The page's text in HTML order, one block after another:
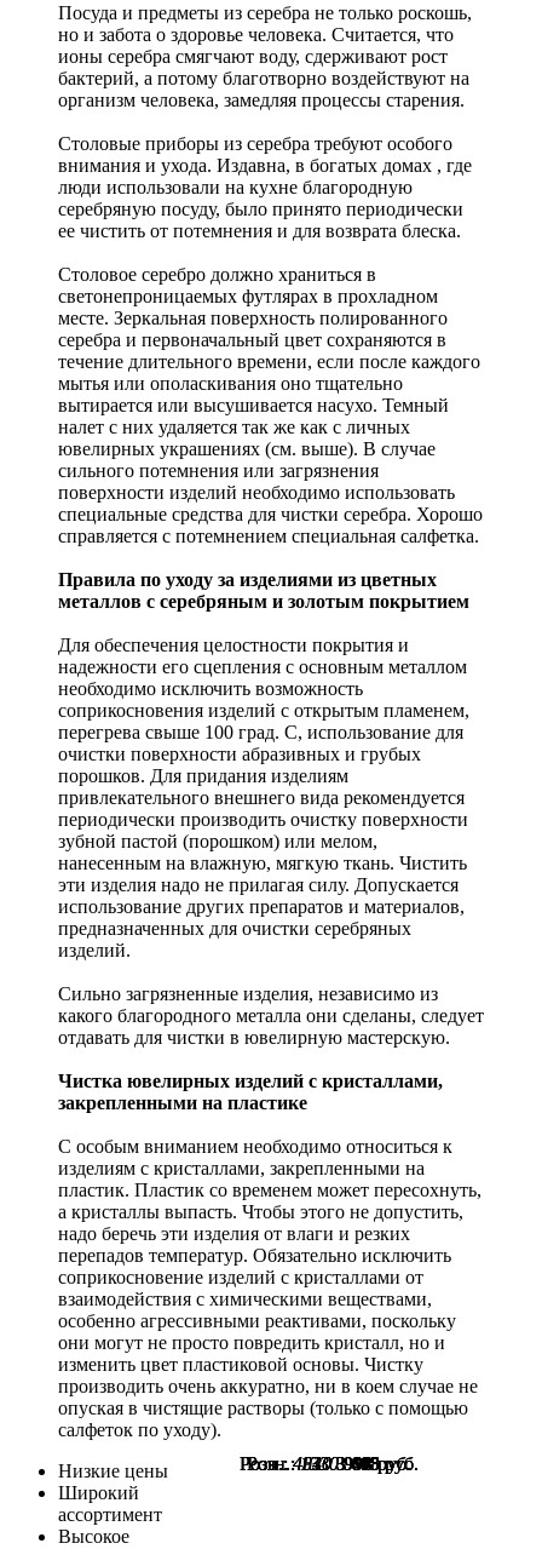
Розн.:4540 3 405руб.
Розн.:4930 3 698руб.
Розн.:4820 3 615руб.
Розн.:1330 998руб.
Розн.:1330 998руб.
Розн.:1330 998руб.
Посуда и предметы из серебра не только роскошь,
но и забота о здоровье человека. Считается, что
ионы серебра смягчают воду, сдерживают рост
бактерий, а потому благотворно воздействуют на
организм человека, замедляя процессы старения.
Столовые приборы из серебра требуют особого
внимания и ухода. Издавна, в богатых домах , где
люди использовали на кухне благородную
серебряную посуду, было принято периодически
ее чистить от потемнения и для возврата блеска.
Столовое серебро должно храниться в
светонепроницаемых футлярах в прохладном
месте. Зеркальная поверхность полированного
серебра и первоначальный цвет сохраняются в
течение длительного времени, если после каждого
мытья или ополаскивания оно тщательно
вытирается или высушивается насухо. Темный
налет с них удаляется так же как с личных
ювелирных украшениях (см. выше). В случае
сильного потемнения или загрязнения
поверхности изделий необходимо использовать
специальные средства для чистки серебра. Хорошо
справляется с потемнением специальная салфетка.
Правила по уходу за изделиями из цветных
металлов с серебряным и золотым покрытием
Для обеспечения целостности покрытия и
надежности его сцепления с основным металлом
необходимо исключить возможность
соприкосновения изделий с открытым пламенем,
перегрева свыше 100 град. С, использование для
очистки поверхности абразивных и грубых
порошков. Для придания изделиям
привлекательного внешнего вида рекомендуется
периодически производить очистку поверхности
зубной пастой (порошком) или мелом,
нанесенным на влажную, мягкую ткань. Чистить
эти изделия надо не прилагая силу. Допускается
использование других препаратов и материалов,
предназначенных для очистки серебряных
изделий.
Сильно загрязненные изделия, независимо из
какого благородного металла они сделаны, следует
отдавать для чистки в ювелирную мастерскую.
Чистка ювелирных изделий с кристаллами,
закрепленными на пластике
С особым вниманием необходимо относиться к
изделиям с кристаллами, закрепленными на
пластик. Пластик со временем может пересохнуть,
а кристаллы выпасть. Чтобы этого не допустить,
надо беречь эти изделия от влаги и резких
перепадов температур. Обязательно исключить
соприкосновение изделий с кристаллами от
взаимодействия с химическими веществами,
особенно агрессивными реактивами, поскольку
они могут не просто повредить кристалл, но и
изменить цвет пластиковой основы. Чистку
производить очень аккуратно, ни в коем случае не
опуская в чистящие растворы (только с помощью
салфеток по уходу).
Низкие цены
Широкий
ассортимент
Высокое